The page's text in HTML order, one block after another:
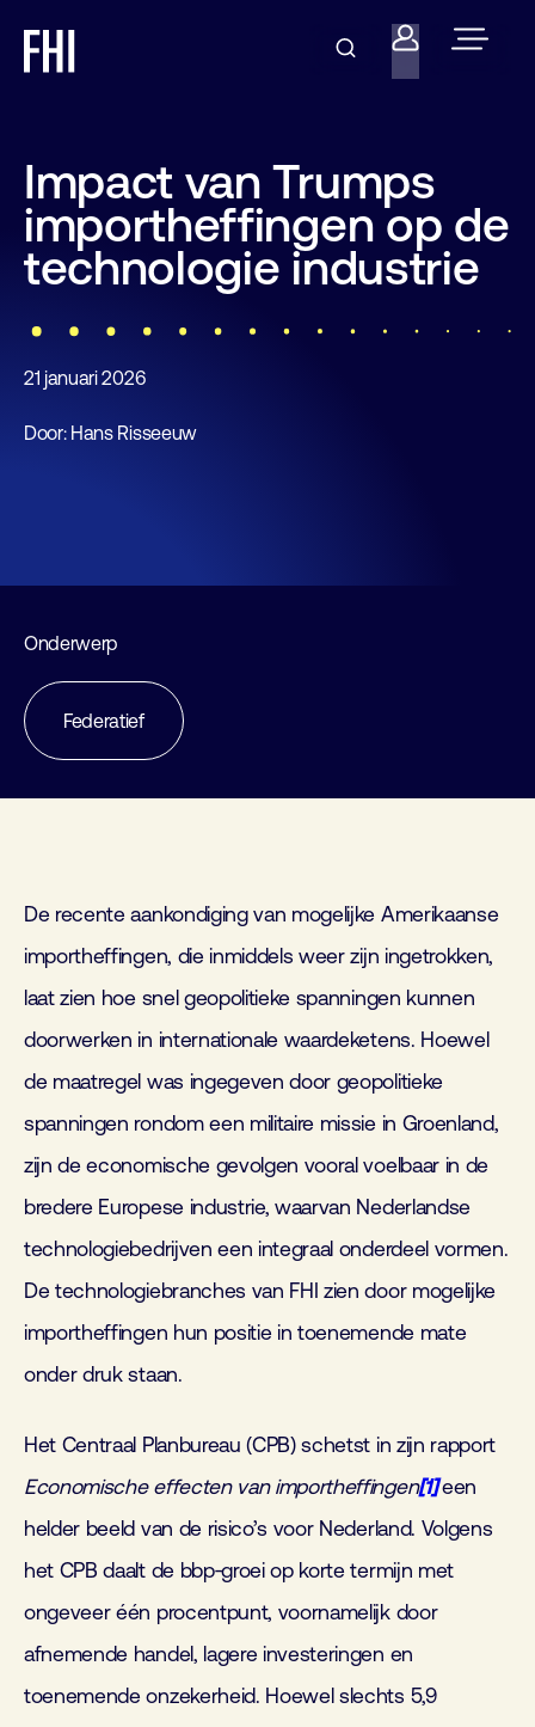
Impact van Trumps
importheffingen op de
technologie industrie
21 januari 2026
Door: Hans Risseeuw
Onderwerp
Federatief
De recente aankondiging van mogelijke Amerikaanse
importheffingen, die inmiddels weer zijn ingetrokken,
laat zien hoe snel geopolitieke spanningen kunnen
doorwerken in internationale waardeketens. Hoewel
de maatregel was ingegeven door geopolitieke
spanningen rondom een militaire missie in Groenland,
zijn de economische gevolgen vooral voelbaar in de
bredere Europese industrie, waarvan Nederlandse
technologiebedrijven een integraal onderdeel vormen.
De technologiebranches van FHI zien door mogelijke
importheffingen hun positie in toenemende mate
onder druk staan.
Het Centraal Planbureau (CPB) schetst in zijn rapport
Economische effecten van importheffingen[1]een
helder beeld van de risico’s voor Nederland. Volgens
het CPB daalt de bbp‑groei op korte termijn met
ongeveer één procentpunt, voornamelijk door
afnemende handel, lagere investeringen en
toenemende onzekerheid. Hoewel slechts 5,9